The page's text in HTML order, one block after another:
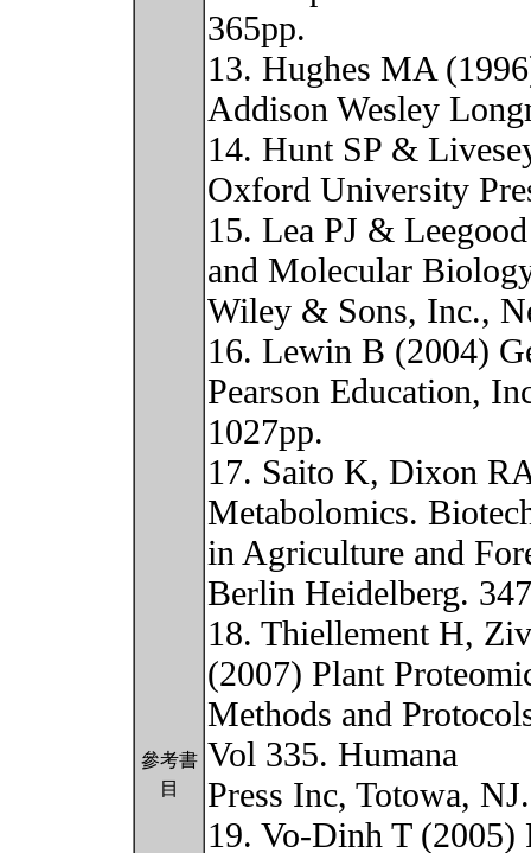
參考書
目
365pp.
13. Hughes MA
Addison Wesley
14. Hunt SP &
Oxford University
15. Lea PJ &
and Molecular
Wiley & Sons, Inc.,
16. Lewin B (2004)
Pearson Education,
1027pp.
17. Saito K, Dixon
Metabolomics.
in Agriculture and
Berlin Heidelberg.
18. Thiellement H,
(2007) Plant
Methods and
Vol 335. Humana
Press Inc, Totowa,
19. Vo-Dinh T (2005)